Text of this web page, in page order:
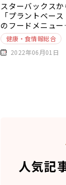
スターバックスか
「プラントベース
のフードメニュー
新発売
健康・食情報総合
2022年06月01日
人気記